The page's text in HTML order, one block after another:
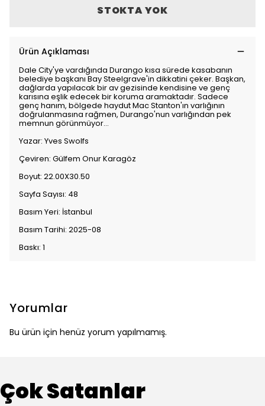
STOKTA YOK
Ürün Açıklaması
Dale City'ye vardığında Durango kısa sürede kasabanın
belediye başkanı Bay Steelgrave'in dikkatini çeker. Başkan,
dağlarda yapılacak bir av gezisinde kendisine ve genç
karısına eşlik edecek bir koruma aramaktadır. Sadece
genç hanım, bölgede haydut Mac Stanton'ın varlığının
doğrulanmasına rağmen, Durango'nun varlığından pek
memnun görünmüyor...
Yazar: Yves Swolfs
Çeviren: Gülfem Onur Karagöz
Boyut: 22.00X30.50
Sayfa Sayısı: 48
Basım Yeri: İstanbul
Basım Tarihi: 2025-08
Baskı: 1
Yorumlar
Bu ürün için henüz yorum yapılmamış.
Çok Satanlar